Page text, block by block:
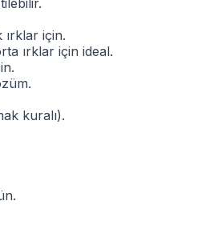
için.
ırklar için ideal.
kuralı).